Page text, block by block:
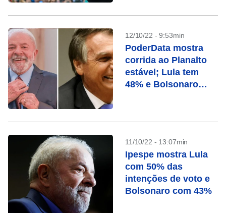
12/10/22 - 9:53min
PoderData mostra
corrida ao Planalto
estável; Lula tem
48% e Bolsonaro
11/10/22 - 13:07min
Ipespe mostra Lula
com 50% das
intenções de voto e
Bolsonaro com 43%